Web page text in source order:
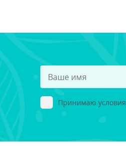
Принимаю условия